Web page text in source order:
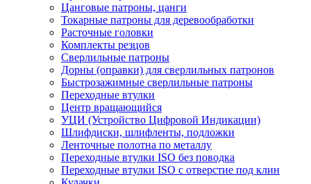
Цанговые патроны, цанги
Токарные патроны для деревообработки
Расточные головки
Комплекты резцов
Сверлильные патроны
Дорны (оправки) для сверлильных патронов
Быстрозажимные сверлильные патроны
Переходные втулки
Центр вращающийся
УЦИ (Устройство Цифровой Индикации)
Шлифдиски, шлифленты, подложки
Ленточные полотна по металлу
Переходные втулки ISO без поводка
Переходные втулки ISO с отверстие под клин